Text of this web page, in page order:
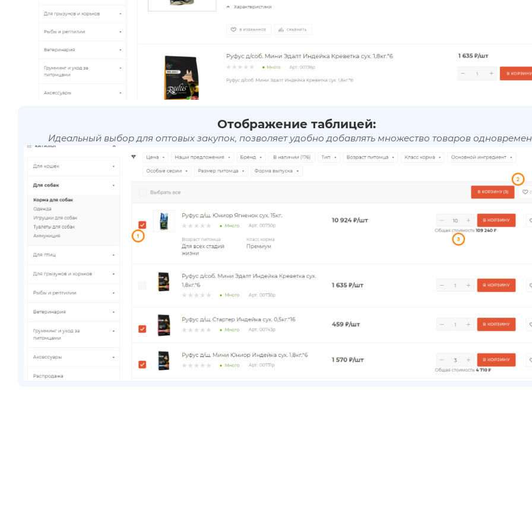
Отображение таблицей:
Идеальный выбор для оптовых закупок, позволяет удобно добавлять множество товаров